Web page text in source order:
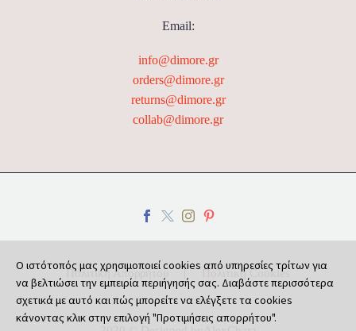
Email:
info@dimore.gr
orders@dimore.gr
returns@dimore.gr
collab@dimore.gr
Πολιτική Απορρήτου Πολιτική Cookies
Ο ιστότοπός μας χρησιμοποιεί cookies από υπηρεσίες τρίτων για
να βελτιώσει την εμπειρία περιήγησής σας. Διαβάστε περισσότερα
σχετικά με αυτό και πώς μπορείτε να ελέγξετε τα cookies
κάνοντας κλικ στην επιλογή "Προτιμήσεις απορρήτου".